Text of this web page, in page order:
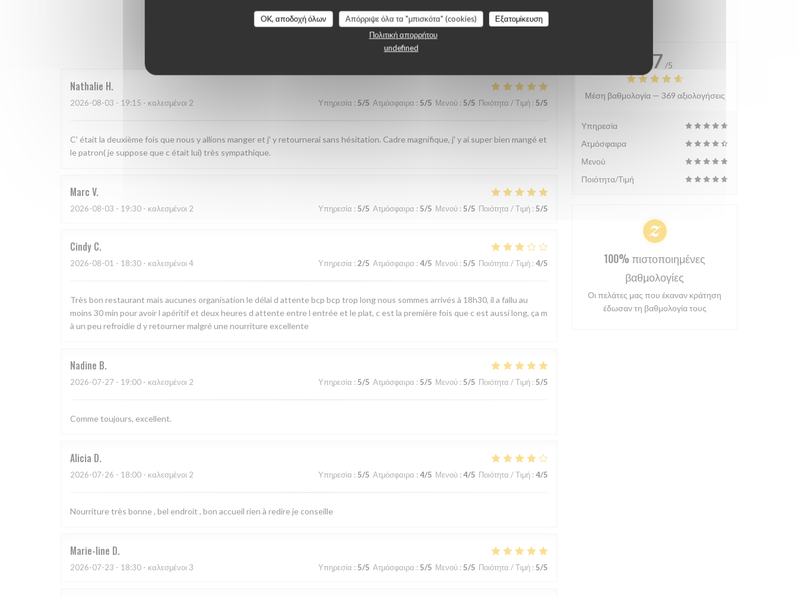
OK, αποδοχή όλων Απόρριψε όλα τα "μπισκότα" (cookies)
Εξατομίκευση
Πολιτική απορρήτου
undefined
Οι βαθμολογίες πελατών μας
Nathalie H
2026-08-03 - 19:15 - καλεσμένοι 2 Υπηρεσία : 5/5 Ατμόσφαιρα : 5/5 Μενού : 5/5 Ποιότητα / Τιμή : 5/5
C' était la deuxième fois que nous y allions manger et j' y retournerai sans hésitation. Cadre magnifique, j' y ai super bien mangé et
le patron( je suppose que c était lui) très sympathique.
Marc V
2026-08-03 - 19:30 - καλεσμένοι 2 Υπηρεσία :5/5 Ατμόσφαιρα :5/5 Μενού :5/5 Ποιότητα / Τιμή :5/5
Cindy C
2026-08-01 - 18:30 - καλεσμένοι 4 Υπηρεσία : 2/5 Ατμόσφαιρα : 4/5 Μενού : 5/5 Ποιότητα / Τιμή : 4/5
Très bon restaurant mais aucunes organisation le délai d attente bcp bcp trop long nous sommes arrivés à 18h30, il a fallu au
moins 30 min pour avoir l apéritif et deux heures d attente entre l entrée et le plat, c est la première fois que c est aussi long, ça m
à un peu refroidie d y retourner malgré une nourriture excellente
Nadine B
2026-07-27 - 19:00 - καλεσμένοι 2 Υπηρεσία : 5/5 Ατμόσφαιρα : 5/5 Μενού : 5/5 Ποιότητα / Τιμή : 5/5
Comme toujours, excellent.
Alicia D
2026-07-26 - 18:00 - καλεσμένοι 2 Υπηρεσία : 5/5 Ατμόσφαιρα : 4/5 Μενού : 4/5 Ποιότητα / Τιμή : 4/5
Nourriture très bonne , bel endroit , bon accueil rien à redire je conseille
Marie-line D
2026-07-23 - 18:30 - καλεσμένοι 3 Υπηρεσία : 5/5 Ατμόσφαιρα : 5/5 Μενού : 5/5 Ποιότητα / Τιμή : 5/5
4.7 /5
Μέση βαθμολογία — 369 αξιολογήσεις
Υπηρεσία
Ατμόσφαιρα
Μενού
Ποιότητα/Τιμή
100% πιστοποιημένες
βαθμολογίες
Οι πελάτες μας που έκαναν κράτηση
έδωσαν τη βαθμολογία τους